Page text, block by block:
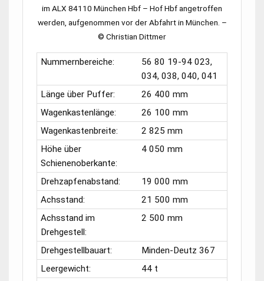
im ALX 84110 München Hbf – Hof Hbfangetroffen
werden, aufgenommen vor der Abfahrt in München. –
© Christian Dittmer
Nummernbereiche:
56 80 19-94 023,
034, 038, 040, 041
Länge über Puffer:
26 400 mm
Wagenkastenlänge:
26 100 mm
Wagenkastenbreite:
2 825 mm
Höhe über
Schienenoberkante:
4 050 mm
Drehzapfenabstand:
19 000 mm
Achsstand:
21 500 mm
Achsstand im
Drehgestell:
2 500 mm
Drehgestellbauart:
Minden-Deutz 367
Leergewicht:
44 t